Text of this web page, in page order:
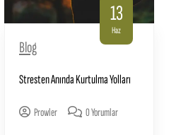
13
Haz
Blog
Stresten Anında Kurtulma Yolları
Prowler 0 Yorumlar